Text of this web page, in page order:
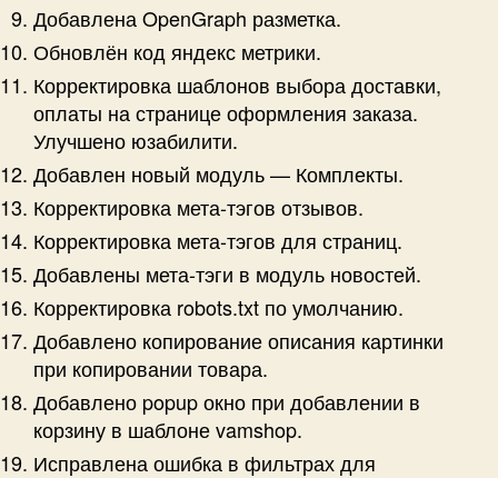
Добавлена OpenGraph разметка.
Обновлён код яндекс метрики.
Корректировка шаблонов выбора доставки,
оплаты на странице оформления заказа.
Улучшено юзабилити.
Добавлен новый модуль — Комплекты.
Корректировка мета-тэгов отзывов.
Корректировка мета-тэгов для страниц.
Добавлены мета-тэги в модуль новостей.
Корректировка robots.txt по умолчанию.
Добавлено копирование описания картинки
при копировании товара.
Добавлено popup окно при добавлении в
корзину в шаблоне vamshop.
Исправлена ошибка в фильтрах для